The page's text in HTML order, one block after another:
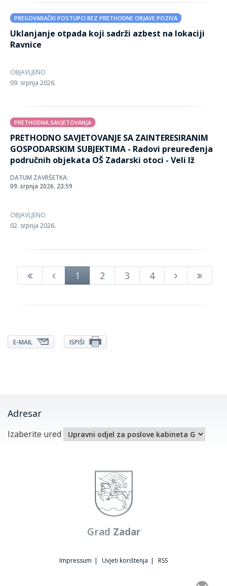
PREGOVARAČKI POSTUPCI BEZ PRETHODNE OBJAVE POZIVA
Uklanjanje otpada koji sadrži azbest na lokaciji
Ravnice
OBJAVLJENO
09. srpnja 2026.
PRETHODNA SAVJETOVANJA
PRETHODNO SAVJETOVANJE SA ZAINTERESIRANIM
GOSPODARSKIM SUBJEKTIMA - Radovi preuređenja
područnih objekata OŠ Zadarski otoci - Veli Iž
DATUM ZAVRŠETKA:
09. srpnja 2026. 23:59
OBJAVLJENO
02. srpnja 2026.
1 2 3 4
E-MAIL ISPIŠI
Adresar
Izaberite ured
Grad Zadar
Impressum | Uvjeti korištenja | RSS